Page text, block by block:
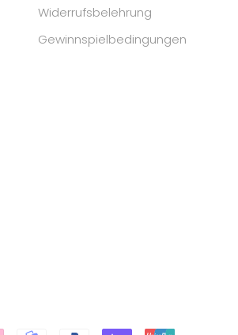
Widerrufsbelehrung
Gewinnspielbedingungen